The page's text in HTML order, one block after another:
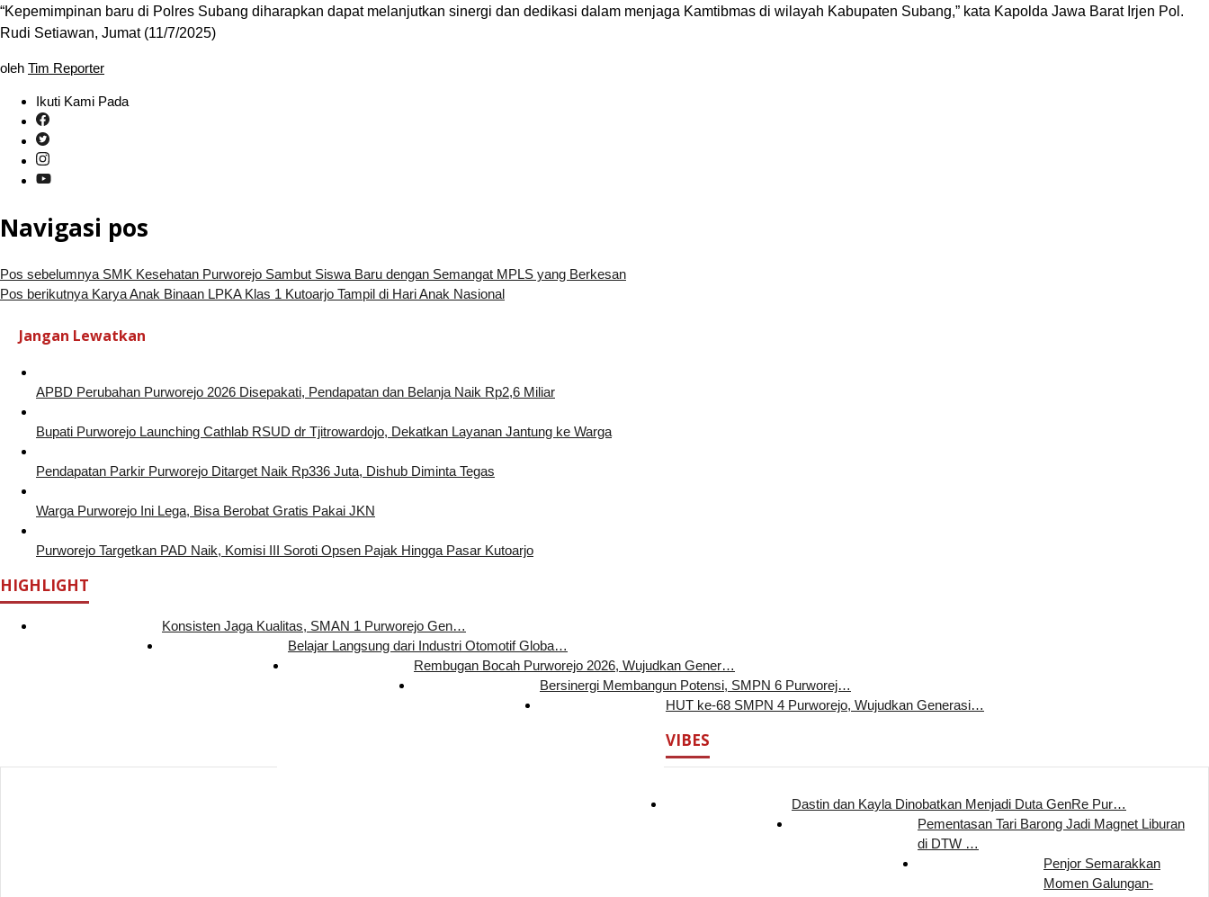
“Kepemimpinan baru di Polres Subang diharapkan dapat melanjutkan sinergi dan dedikasi dalam menjaga Kamtibmas di wilayah Kabupaten Subang,” kata Kapolda Jawa Barat Irjen Pol.
Rudi Setiawan, Jumat (11/7/2025)
oleh Tim Reporter
Ikuti Kami Pada
Navigasi pos
Pos sebelumnya SMK Kesehatan Purworejo Sambut Siswa Baru dengan Semangat MPLS yang Berkesan
Pos berikutnya Karya Anak Binaan LPKA Klas 1 Kutoarjo Tampil di Hari Anak Nasional
Jangan Lewatkan
APBD Perubahan Purworejo 2026 Disepakati, Pendapatan dan Belanja Naik Rp2,6 Miliar
Bupati Purworejo Launching Cathlab RSUD dr Tjitrowardojo, Dekatkan Layanan Jantung ke Warga
Pendapatan Parkir Purworejo Ditarget Naik Rp336 Juta, Dishub Diminta Tegas
Warga Purworejo Ini Lega, Bisa Berobat Gratis Pakai JKN
Purworejo Targetkan PAD Naik, Komisi III Soroti Opsen Pajak Hingga Pasar Kutoarjo
HIGHLIGHT
Konsisten Jaga Kualitas, SMAN 1 Purworejo Gen…
Belajar Langsung dari Industri Otomotif Globa…
Rembugan Bocah Purworejo 2026, Wujudkan Gener…
Bersinergi Membangun Potensi, SMPN 6 Purworej…
HUT ke-68 SMPN 4 Purworejo, Wujudkan Generasi…
VIBES
Dastin dan Kayla Dinobatkan Menjadi Duta GenRe Pur…
Pementasan Tari Barong Jadi Magnet Liburan
di DTW …
Penjor Semarakkan
Momen Galungan-